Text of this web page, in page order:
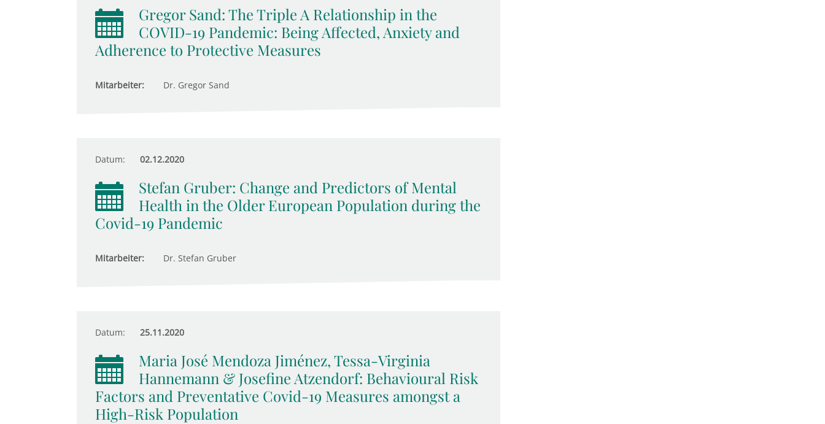
Gregor Sand: The Triple A Relationship in the
COVID-19 Pandemic: Being Affected, Anxiety and
Adherence to Protective Measures
Mitarbeiter: Dr. Gregor Sand
Datum: 02.12.2020
Stefan Gruber: Change and Predictors of Mental
Health in the Older European Population during the
Covid-19 Pandemic
Mitarbeiter: Dr. Stefan Gruber
Datum: 25.11.2020
Maria José Mendoza Jiménez, Tessa-Virginia
Hannemann & Josefine Atzendorf: Behavioural Risk
Factors and Preventative Covid-19 Measures amongst a
High-Risk Population